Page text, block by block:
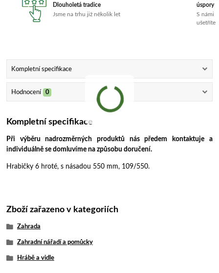
Dlouholetá tradice
Jsme na trhu již několik let
úspory
S námi
ušetříte
Kompletní specifikace
Hodnocení 0
Kompletní specifikace
Při výběru nadrozměrných produktů nás předem kontaktuje a
individuálně se domluvíme na způsobu doručení.
Hrabičky 6 hroté, s násadou 550 mm, 109/550.
Zboží zařazeno v kategoriích
Zahrada
Zahradní nářadí a pomůcky
Hrábě a vidle